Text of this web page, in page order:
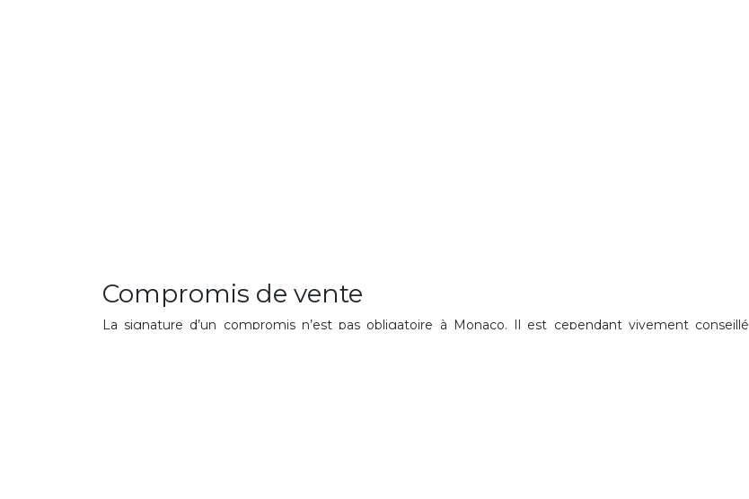
Compromis de vente
La signature d’un compromis n’est pas obligatoire à Monaco. Il est cependant vivement conseillé